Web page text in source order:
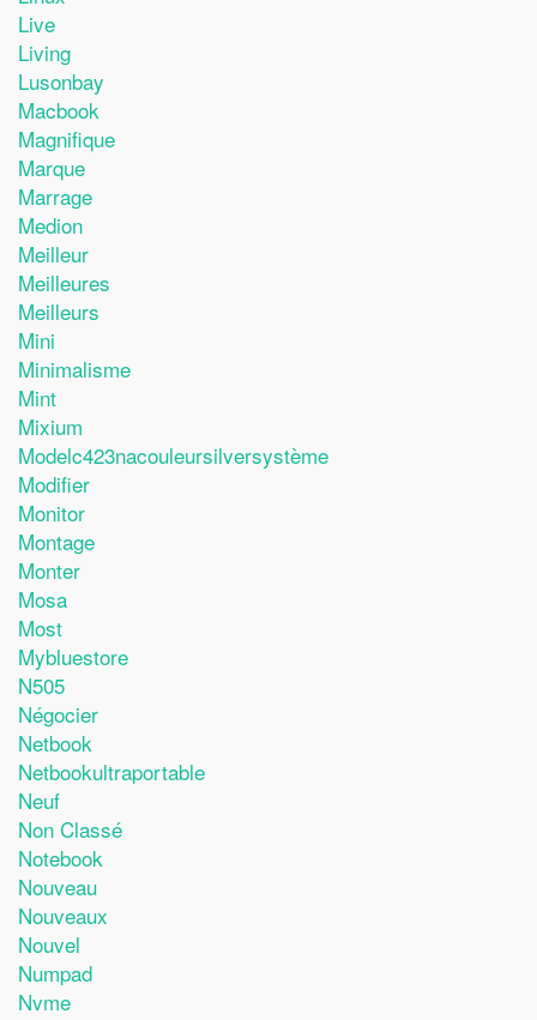
Live
Living
Lusonbay
Macbook
Magnifique
Marque
Marrage
Medion
Meilleur
Meilleures
Meilleurs
Mini
Minimalisme
Mint
Mixium
Modelc423nacouleursilversystème
Modifier
Monitor
Montage
Monter
Mosa
Most
Mybluestore
N505
Négocier
Netbook
Netbookultraportable
Neuf
Non Classé
Notebook
Nouveau
Nouveaux
Nouvel
Numpad
Nvme